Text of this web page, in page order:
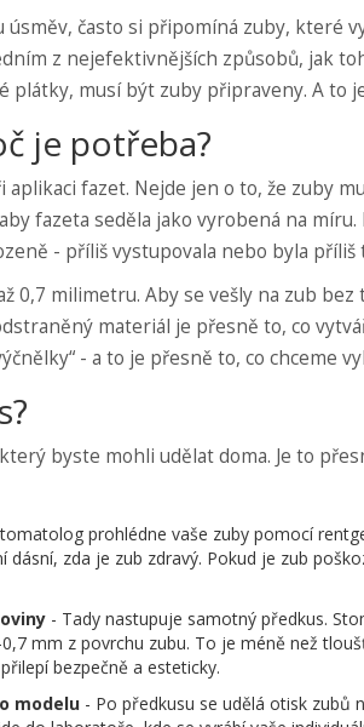
úsměv, často si připomíná zuby, které
z nejefektivnějších způsobů, jak
plátky, musí být zuby připraveny. A to
je potřeba?
fazet. Nejde jen o to, že zuby
fazeta seděla jako vyrobená na
- příliš vystupovala nebo byla příliš
0,7 milimetru. Aby se vešly na zub bez
materiál je přesně to, co
- a to je přesně to, co chceme
byste mohli udělat doma. Je to
prohlédne vaše zuby pomocí
dásní, zda je zub zdravý. Pokud je zub
- Tady nastupuje samotný předkus.
mm z povrchu zubu. To je méně než
bezpečně a esteticky.
modelu - Po předkusu se udělá otisk zubů